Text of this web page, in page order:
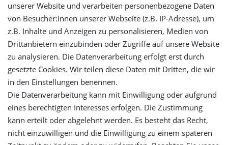
Mein Konto
Login
Registrieren
Versandinformationen
Let's stay connected
unserer Website und verarbeiten personenbezogene Daten
von Besucher:innen unserer Webseite (z.B. IP-Adresse), um
z.B. Inhalte und Anzeigen zu personalisieren, Medien von
Drittanbietern einzubinden oder Zugriffe auf unsere Website
zu analysieren. Die Datenverarbeitung erfolgt erst durch
gesetzte Cookies. Wir teilen diese Daten mit Dritten, die wir
in den Einstellungen benennen.
Die Datenverarbeitung kann mit Einwilligung oder aufgrund
eines berechtigten Interesses erfolgen. Die Zustimmung
kann erteilt oder abgelehnt werden. Es besteht das Recht,
nicht einzuwilligen und die Einwilligung zu einem späteren